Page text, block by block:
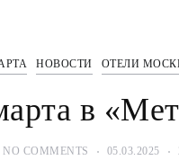
НОВОСТИ ОТЕЛИ
в
NO COMMENTS 05.03.2025